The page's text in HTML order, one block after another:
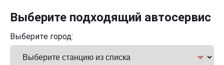
Выберите подходящий автосервис
Выберите город: